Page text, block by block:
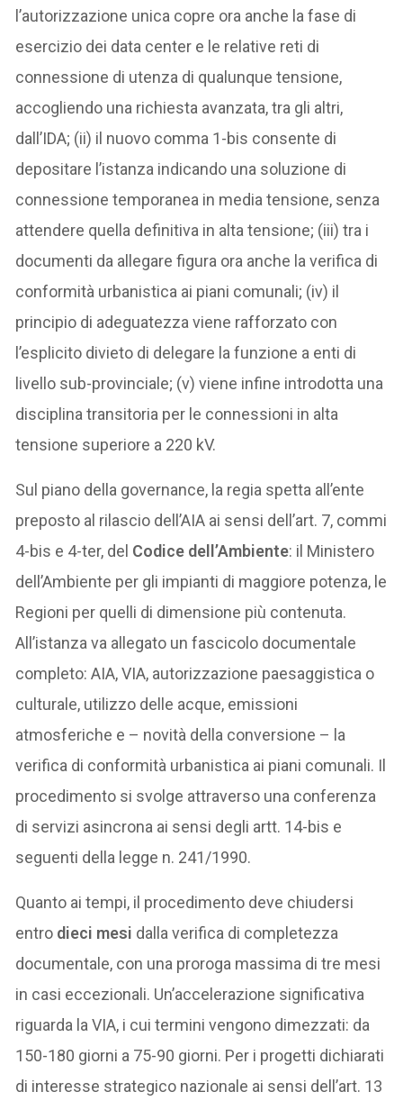
l’autorizzazione unica copre ora anche la fase di
esercizio dei data center e le relative reti di
connessione di utenza di qualunque tensione,
accogliendo una richiesta avanzata, tra gli altri,
dall’IDA; (ii) il nuovo comma 1-bis consente di
depositare l’istanza indicando una soluzione di
connessione temporanea in media tensione, senza
attendere quella definitiva in alta tensione; (iii) tra i
documenti da allegare figura ora anche la verifica di
conformità urbanistica ai piani comunali; (iv) il
principio di adeguatezza viene rafforzato con
l’esplicito divieto di delegare la funzione a enti di
livello sub-provinciale; (v) viene infine introdotta una
disciplina transitoria per le connessioni in alta
tensione superiore a 220 kV.
Sul piano della governance, la regia spetta all’ente
preposto al rilascio dell’AIA ai sensi dell’art. 7, commi
4-bis e 4-ter, del Codice dell’Ambiente: il Ministero
dell’Ambiente per gli impianti di maggiore potenza, le
Regioni per quelli di dimensione più contenuta.
All’istanza va allegato un fascicolo documentale
completo: AIA, VIA, autorizzazione paesaggistica o
culturale, utilizzo delle acque, emissioni
atmosferiche e – novità della conversione – la
verifica di conformità urbanistica ai piani comunali. Il
procedimento si svolge attraverso una conferenza
di servizi asincrona ai sensi degli artt. 14-bis e
seguenti della legge n. 241/1990.
Quanto ai tempi, il procedimento deve chiudersi
entro dieci mesi dalla verifica di completezza
documentale, con una proroga massima di tre mesi
in casi eccezionali. Un’accelerazione significativa
riguarda la VIA, i cui termini vengono dimezzati: da
150-180 giorni a 75-90 giorni. Per i progetti dichiarati
di interesse strategico nazionale ai sensi dell’art. 13